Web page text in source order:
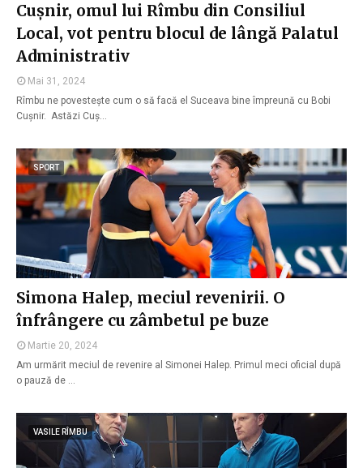
Cușnir, omul lui Rîmbu din Consiliul
Local, vot pentru blocul de lângă Palatul
Administrativ
Mai 31, 2024
Rîmbu ne povestește cum o să facă el Suceava bine împreună cu Bobi
Cușnir. Astăzi Cuș…
SPORT
Simona Halep, meciul revenirii. O
înfrângere cu zâmbetul pe buze
Martie 20, 2024
Am urmărit meciul de revenire al Simonei Halep. Primul meci oficial după
o pauză de …
VASILE RÎMBU